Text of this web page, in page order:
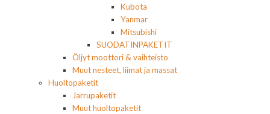
Kubota
Yanmar
Mitsubishi
SUODATINPAKETIT
Öljyt moottori & vaihteisto
Muut nesteet, liimat ja massat
Huoltopaketit
Jarrupaketit
Muut huoltopaketit